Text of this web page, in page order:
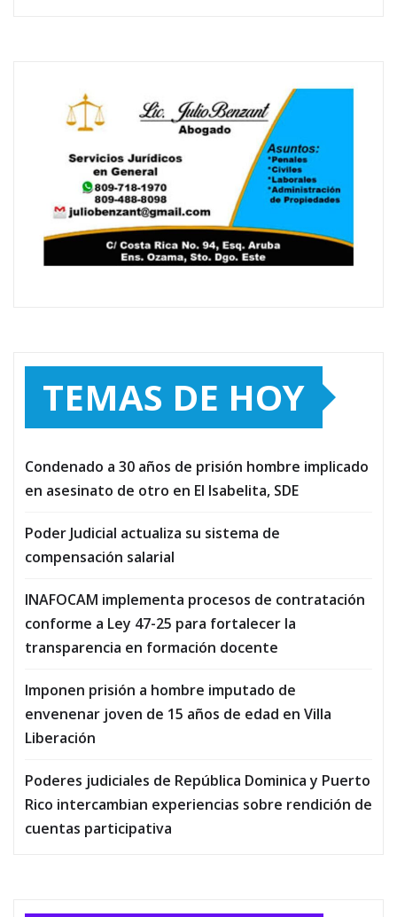
TEMAS DE HOY
Condenado a 30 años de prisión hombre implicado
en asesinato de otro en El Isabelita, SDE
Poder Judicial actualiza su sistema de
compensación salarial
INAFOCAM implementa procesos de contratación
conforme a Ley 47-25 para fortalecer la
transparencia en formación docente
Imponen prisión a hombre imputado de
envenenar joven de 15 años de edad en Villa
Liberación
Poderes judiciales de República Dominica y Puerto
Rico intercambian experiencias sobre rendición de
cuentas participativa